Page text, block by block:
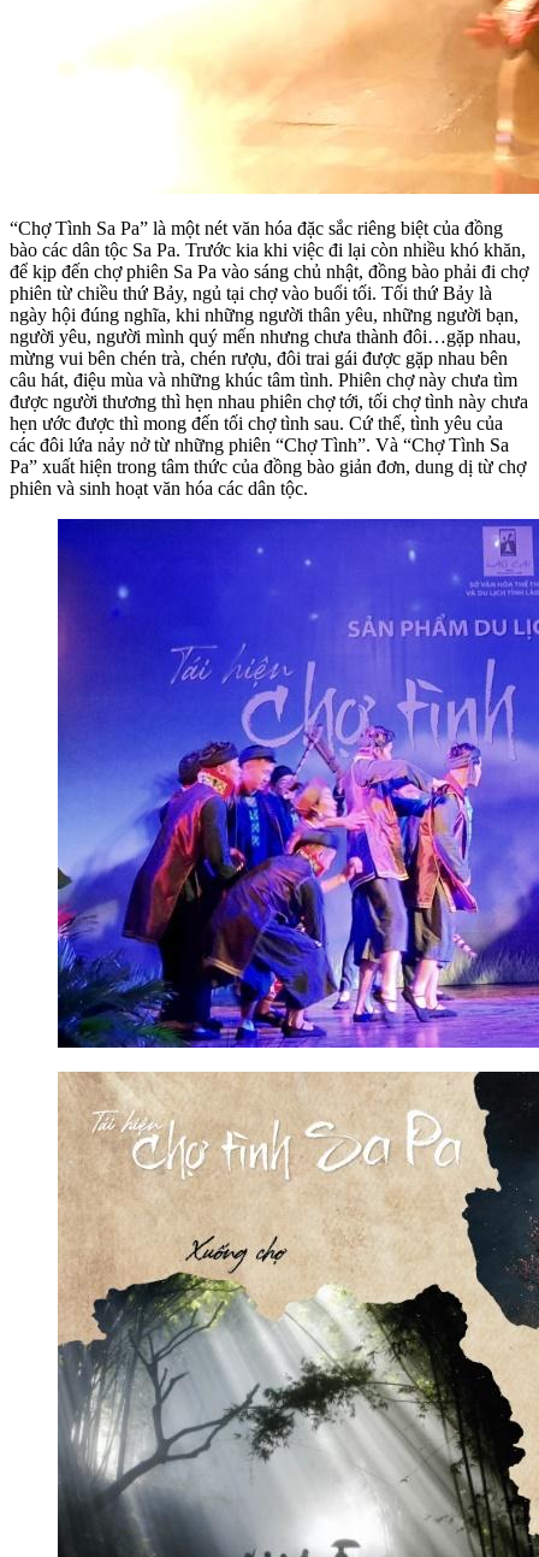
“Chợ Tình Sa Pa” là một nét văn hóa đặc sắc riêng biệt của đồng
bào các dân tộc Sa Pa. Trước kia khi việc đi lại còn nhiều khó khăn,
để kịp đến chợ phiên Sa Pa vào sáng chủ nhật, đồng bào phải đi chợ
phiên từ chiều thứ Bảy, ngủ tại chợ vào buổi tối. Tối thứ Bảy là
ngày hội đúng nghĩa, khi những người thân yêu, những người bạn,
người yêu, người mình quý mến nhưng chưa thành đôi…gặp nhau,
mừng vui bên chén trà, chén rượu, đôi trai gái được gặp nhau bên
câu hát, điệu mùa và những khúc tâm tình. Phiên chợ này chưa tìm
được người thương thì hẹn nhau phiên chợ tới, tối chợ tình này chưa
hẹn ước được thì mong đến tối chợ tình sau. Cứ thế, tình yêu của
các đôi lứa nảy nở từ những phiên “Chợ Tình”. Và “Chợ Tình Sa
Pa” xuất hiện trong tâm thức của đồng bào giản đơn, dung dị từ chợ
phiên và sinh hoạt văn hóa các dân tộc.